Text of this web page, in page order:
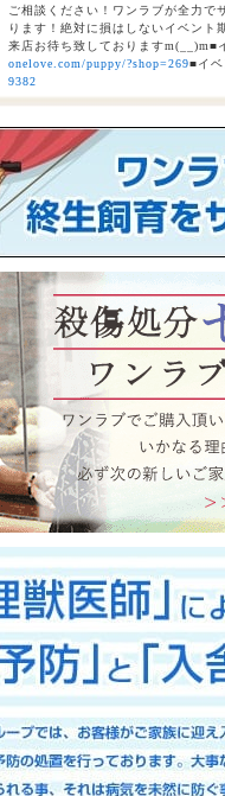
ご相談ください！ワンラブが全力
ります！絶対に損はしないイベン
来店お待ち致しておりますm(__)m■
onelove.com/puppy/?shop=269■イベ
9382
大決算商談会 第2弾開催！！
ペットショップ ワンラブ 本気の大
ンがスタート！！ 2026年8月1日に
くと、ワンラブポイントをプレゼ
くとクーポンが配信されますので
くださいね イベント内容はこちら
2026開催！！】香川県 ワンラ
ェア開催中！！7/25～8/9まで
香川県のみなさま、お世話になって
多津店、ゆめタウン三豊店合同にて
期間中(^^)/厳選されたかわいい子犬
店として、品揃え豊富に取り揃えで
スで元気に遊びまわっております
お迎えのチャンスですよ～このお得
い！ワンラブが全力でサポートさせ
としてスタッフ一同頑張ってまい
New Family Fes 開催！！
まで｜ワンラブグループ
長野のみなさま！！お世話になっ
は注意しましょう！！ワンラブで
トショップ ワンラブ アリオ上田店
謝の想いを込めて、ペット用品など
間中(^^)/厳選されたかわいい子犬
おりますよ～ 気になった子はぜひ
で、ワンラブで間違いなくお迎えし